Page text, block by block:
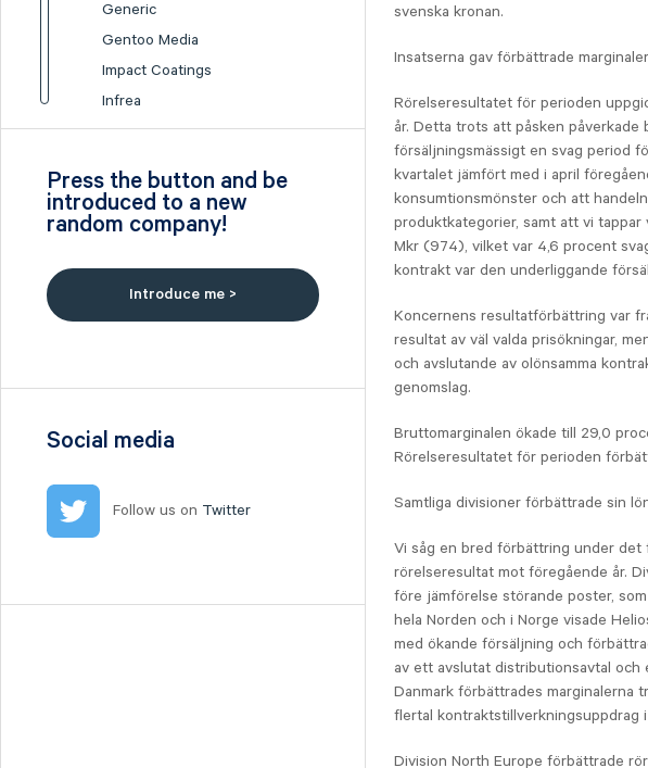
Generic
Gentoo Media
Impact Coatings
Infrea
Inission
I-tech
Lumi Gruppen
Ogunsen
Press the button and be
introduced to a new
random company!
Introduce me >
Social media
Follow us on Twitter
svenska kronan.
Insatserna gav förbättrade marginaler
Rörelseresultatet för perioden
år. Detta trots att påsken
försäljningsmässigt en svag period
kvartalet jämfört med i april
konsumtionsmönster och att
produktkategorier, samt att vi
Mkr (974), vilket var 4,6 procent
kontrakt var den underliggande
Koncernens resultatförbättring var
resultat av väl valda prisökningar,
och avslutande av olönsamma
genomslag.
Bruttomarginalen ökade till 29,0
Rörelseresultatet för perioden
Samtliga divisioner förbättrade sin
Vi såg en bred förbättring under det
rörelseresultat mot föregående år.
före jämförelse störande poster,
hela Norden och i Norge visade
med ökande försäljning och
av ett avslutat distributionsavtal och
Danmark förbättrades marginalerna
flertal kontraktstillverkningsuppdrag
Division North Europe förbättrade